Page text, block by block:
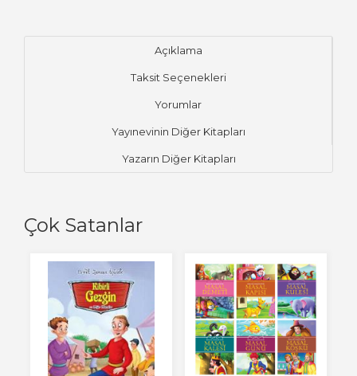
Açıklama
Taksit Seçenekleri
Yorumlar
Yayınevinin Diğer Kitapları
Yazarın Diğer Kitapları
Çok Satanlar